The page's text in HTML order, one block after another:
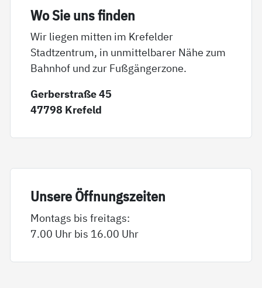
Wo Sie uns fin­den
Wir liegen mitten im Krefelder
Stadtzentrum, in unmittelbarer Nähe zum
Bahnhof und zur Fußgängerzone.
Gerberstraße 45
47798 Krefeld
Un­se­re Öff­nungs­zei­ten
Montags bis freitags:
7.00 Uhr bis 16.00 Uhr